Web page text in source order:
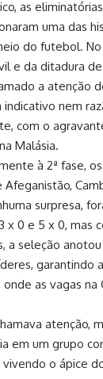
as
uma das
do futebol.
e da ditadura
a atenção
nem
com o
Malásia.
à 2ª fase,
surpresa,
x 0 e 5 x 0, mas
a seleção
garantindo
onde as vagas
atenção,
em um grupo
vivendo o ápice